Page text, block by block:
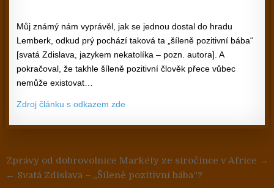
Můj známý nám vyprávěl, jak se jednou dostal do hradu
Lemberk, odkud prý pochází taková ta „šíleně pozitivní bába“
[svatá Zdislava, jazykem nekatolíka – pozn. autora]. A
pokračoval, že takhle šíleně pozitivní člověk přece vůbec
nemůže existovat…
Zdroj článku s odkazem zde
Navigace pro příspěvek
Zprávy od dobrovolnice Markéty ze siročince v Africe →
← Svatá Zdislava – „Šíleně pozitivní bába“?